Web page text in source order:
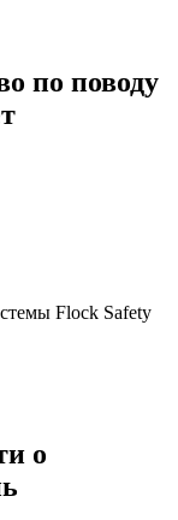
по поводу
Flock Safety
о